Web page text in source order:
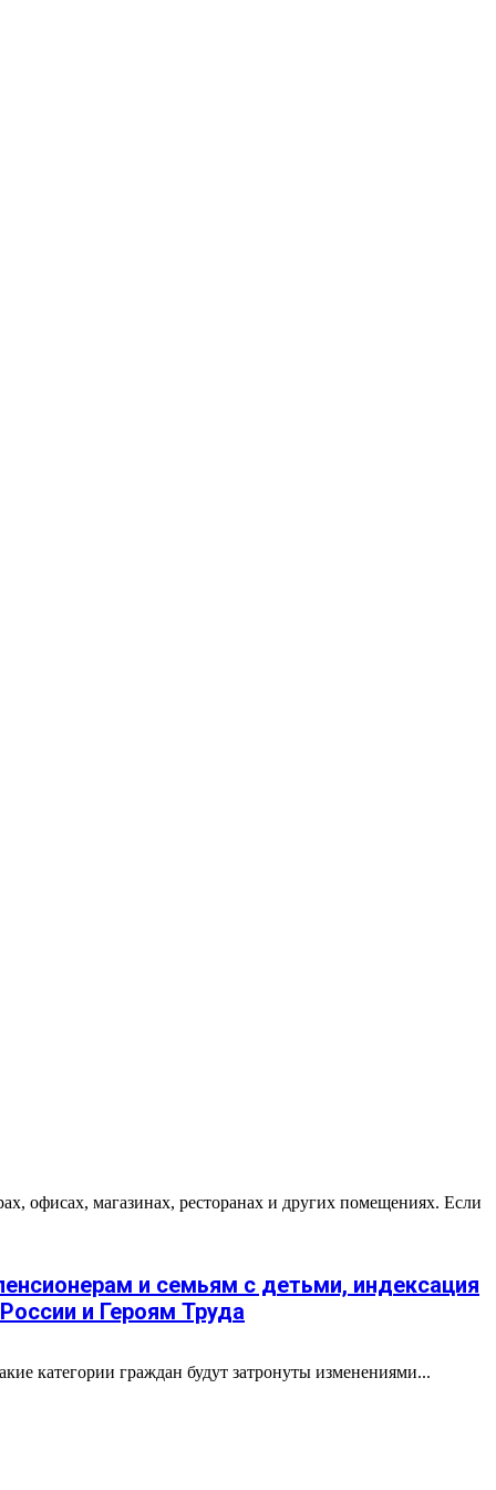
офисах, магазинах, ресторанах и других помещениях. Если
и семьям с детьми, индексация
и Героям Труда
категории граждан будут затронуты изменениями...